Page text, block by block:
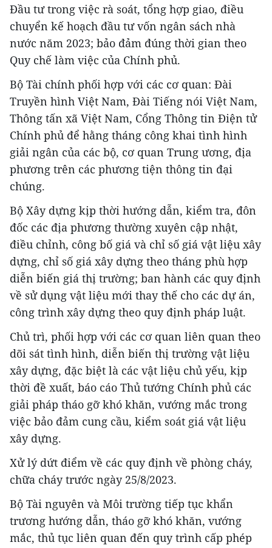
Đầu tư trong việc rà soát, tổng hợp giao, điều
chuyển kế hoạch đầu tư vốn ngân sách nhà
nước năm 2023; bảo đảm đúng thời gian theo
Quy chế làm việc của Chính phủ.
Bộ Tài chính phối hợp với các cơ quan: Đài
Truyền hình Việt Nam, Đài Tiếng nói Việt Nam,
Thông tấn xã Việt Nam, Cổng Thông tin Điện tử
Chính phủ để hằng tháng công khai tình hình
giải ngân của các bộ, cơ quan Trung ương, địa
phương trên các phương tiện thông tin đại
chúng.
Bộ Xây dựng kịp thời hướng dẫn, kiểm tra, đôn
đốc các địa phương thường xuyên cập nhật,
điều chỉnh, công bố giá và chỉ số giá vật liệu xây
dựng, chỉ số giá xây dựng theo tháng phù hợp
diễn biến giá thị trường; ban hành các quy định
về sử dụng vật liệu mới thay thế cho các dự án,
công trình xây dựng theo quy định pháp luật.
Chủ trì, phối hợp với các cơ quan liên quan theo
dõi sát tình hình, diễn biến thị trường vật liệu
xây dựng, đặc biệt là các vật liệu chủ yếu, kịp
thời đề xuất, báo cáo Thủ tướng Chính phủ các
giải pháp tháo gỡ khó khăn, vướng mắc trong
việc bảo đảm cung cầu, kiểm soát giá vật liệu
xây dựng.
Xử lý dứt điểm về các quy định về phòng cháy,
chữa cháy trước ngày 25/8/2023.
Bộ Tài nguyên và Môi trường tiếp tục khẩn
trương hướng dẫn, tháo gỡ khó khăn, vướng
mắc, thủ tục liên quan đến quy trình cấp phép